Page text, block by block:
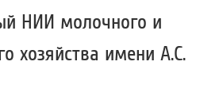
НИИ молочного и
хозяйства имени А.С.